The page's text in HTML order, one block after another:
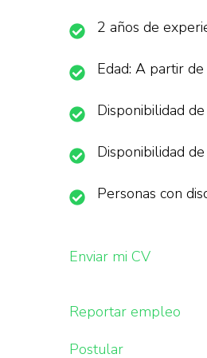
2 años de
Edad: A partir
Disponibilidad
Disponibilidad
Personas con
Enviar mi CV
Reportar empleo
Postular